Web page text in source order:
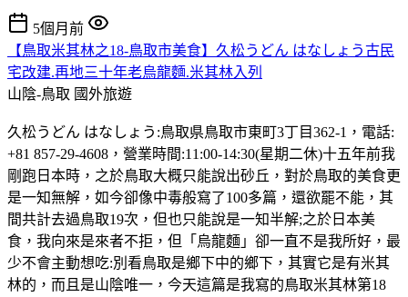
5個月前
【鳥取米其林之18-鳥取市美食】久松うどん はなしょう古民
宅改建.再地三十年老烏龍麵.米其林入列
山陰-鳥取 國外旅遊
久松うどん はなしょう:鳥取県鳥取市東町3丁目362-1，電話:
+81 857-29-4608，營業時間:11:00-14:30(星期二休)十五年前我
剛跑日本時，之於鳥取大概只能說出砂丘，對於鳥取的美食更
是一知無解，如今卻像中毒般寫了100多篇，還欲罷不能，其
間共計去過鳥取19次，但也只能說是一知半解;之於日本美
食，我向來是來者不拒，但「烏龍麵」卻一直不是我所好，最
少不會主動想吃:別看鳥取是鄉下中的鄉下，其實它是有米其
林的，而且是山陰唯一，今天這篇是我寫的鳥取米其林第18